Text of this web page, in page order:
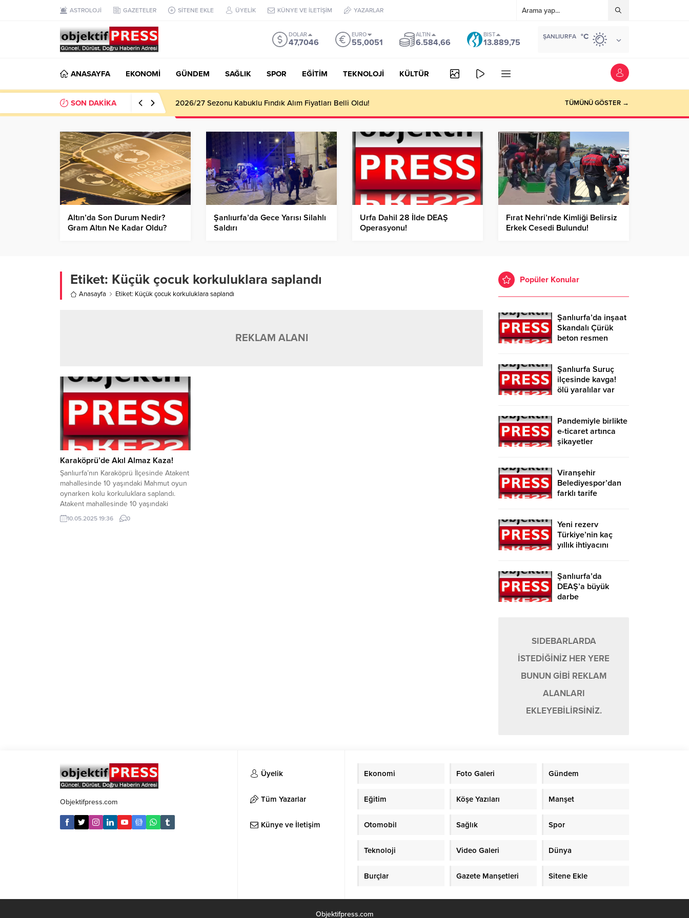
ASTROLOJİ GAZETELER SİTENE EKLE ÜYELİK KÜNYE VE İLETİŞİM YAZARLAR
DOLAR
47,7046
EURO
55,0051
ALTIN
6.584,66
BIST
13.889,75
ŞANLIURFA °C
ANASAYFA EKONOMİ GÜNDEM SAĞLIK SPOR EĞİTİM TEKNOLOJİ KÜLTÜR
SON DAKİKA 2026/27 Sezonu Kabuklu Fındık Alım Fiyatları Belli Oldu! TÜMÜNÜ GÖSTER →
Altın’da Son Durum Nedir?
Gram Altın Ne Kadar Oldu?
Şanlıurfa’da Gece Yarısı Silahlı
Saldırı
Urfa Dahil 28 İlde DEAŞ
Operasyonu!
Fırat Nehri’nde Kimliği Belirsiz
Erkek Cesedi Bulundu!
Etiket: Küçük çocuk korkuluklara saplandı
Anasayfa Etiket: Küçük çocuk korkuluklara saplandı
REKLAM ALANI
Karaköprü’de Akıl Almaz Kaza!
Şanlıurfa’nın Karaköprü İlçesinde Atakent
mahallesinde 10 yaşındaki Mahmut oyun
oynarken kolu korkuluklara saplandı.
Atakent mahallesinde 10 yaşındaki
Mahmut oyun oynarken kolu korkuluklara
saplandı. Çevredekilerin ihbarı üzerine
10.05.2025 19:36 0
Popüler Konular
Şanlıurfa’da inşaat
Skandalı Çürük
beton resmen
Şanlıurfa Suruç
ilçesinde kavga!
ölü yaralılar var
Pandemiyle birlikte
e-ticaret artınca
şikayetler
Viranşehir
Belediyespor’dan
farklı tarife
Yeni rezerv
Türkiye’nin kaç
yıllık ihtiyacını
Şanlıurfa’da
DEAŞ’a büyük
darbe
SIDEBARLARDA
İSTEDİĞİNİZ HER YERE
BUNUN GİBİ REKLAM
ALANLARI
EKLEYEBİLİRSİNİZ.
Objektifpress.com
Üyelik
Tüm Yazarlar
Künye ve İletişim
Ekonomi Foto Galeri Gündem
Eğitim Köşe Yazıları Manşet
Otomobil Sağlık Spor
Teknoloji Video Galeri Dünya
Burçlar Gazete Manşetleri Sitene Ekle
Objektifpress.com